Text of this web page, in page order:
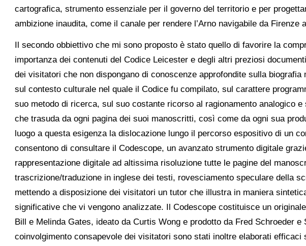
cartografica, strumento essenziale per il governo del territorio e per
ambizione inaudita, come il canale per rendere l’Arno navigabile da Firenze
Il secondo obbiettivo che mi sono proposto è stato quello di favorire la
importanza dei contenuti del Codice Leicester e degli altri preziosi
dei visitatori che non dispongano di conoscenze approfondite sulla biografia
sul contesto culturale nel quale il Codice fu compilato, sul carattere
suo metodo di ricerca, sul suo costante ricorso al ragionamento analogico e
che trasuda da ogni pagina dei suoi manoscritti, così come da ogni sua
luogo a questa esigenza la dislocazione lungo il percorso espositivo di un
consentono di consultare il Codescope, un avanzato strumento digitale
rappresentazione digitale ad altissima risoluzione tutte le pagine del
trascrizione/traduzione in inglese dei testi, rovesciamento speculare della
mettendo a disposizione dei visitatori un tutor che illustra in maniera
significative che vi vengono analizzate. Il Codescope costituisce un
Bill e Melinda Gates, ideato da Curtis Wong e prodotto da Fred Schroeder e
coinvolgimento consapevole dei visitatori sono stati inoltre elaborati efficaci